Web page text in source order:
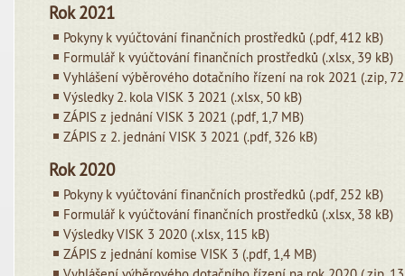
Rok 2021
Pokyny k vyúčtování finančních prostředků (.pdf, 412 kB)
Formulář k vyúčtování finančních prostředků (.xlsx, 39 kB)
Vyhlášení výběrového dotačního řízení na rok 2021 (.zip,
Výsledky 2. kola VISK 3 2021 (.xlsx, 50 kB)
ZÁPIS z jednání VISK 3 2021 (.pdf, 1,7 MB)
ZÁPIS z 2. jednání VISK 3 2021 (.pdf, 326 kB)
Rok 2020
Pokyny k vyúčtování finančních prostředků (.pdf, 252 kB)
Formulář k vyúčtování finančních prostředků (.xlsx, 38 kB)
Výsledky VISK 3 2020 (.xlsx, 115 kB)
ZÁPIS z jednání komise VISK 3 (.pdf, 1,4 MB)